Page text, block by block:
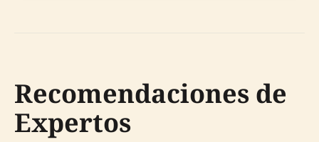
Recomendaciones de
Expertos